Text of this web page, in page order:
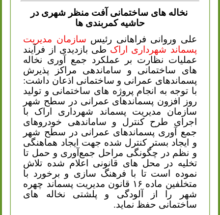
نخاله های ساختمانی آفت منظر شهری در
حاشیه کمربندی ها
علی وروانی فراهانی رئیس سازمان مدیریت
پسماند شهرداری اراک طی بازدیدی از فرآیند
عملیات نظارت بر عملکرد جمع آوری نخاله
های ساختمانی و ساماندهی مراکز پذیرش
پسماندهای عمرانی و ساختمانی اذعان داشت:
با توجه به انجام پروژه های ساختمانی و تولید
روز افزون پسماندهای عمرانی در سطح شهر
سازمان مدیریت پسماند شهرداری اراک با
اجرای طرح کنترل و ساماندهی خودروهای
جمع آوری پسماندهای عمرانی در سطح شهر
و ایجاد بستر کنترل شده جهت ایجاد هماهنگی
و نظم در چگونگی مراحل جمع‌آوری و حمل تا
تخلیه در محل های قانونی اعلام شده تلاش
نموده است تا با فرهنگ سازی و برخورد با
متخلفین ماده ۱۶ قانون مدیریت پسماند چهره
شهر را از آلودگی و پلشتی نخاله های
ساختمانی حفظ نماید.